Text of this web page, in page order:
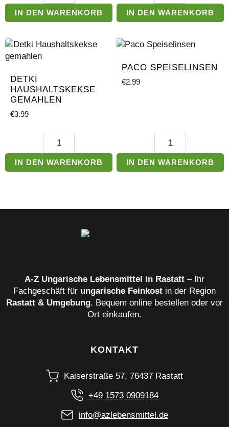
Punsch
Pudding
IN DEN WARENKORB
Menge
IN DEN WARENKORB
DETKI
HAUSHALTSKEKSE
GEMAHLEN
€3.99
Detki
Haushaltskekse
gemahlen
Menge
IN DEN WARENKORB
PACO SPEISELINSEN
€2.99
Paco
Speiselinsen
Menge
IN DEN WARENKORB
A‑Z Ungarische Lebensmittel in Rastatt – Ihr
Fachgeschäft für ungarische Feinkost in der Region
Rastatt & Umgebung. Bequem online bestellen oder vor
Ort einkaufen.
KONTAKT
Kaiserstraße 57, 76437 Rastatt
+49 1573 0909184
info@azlebensmittel.de